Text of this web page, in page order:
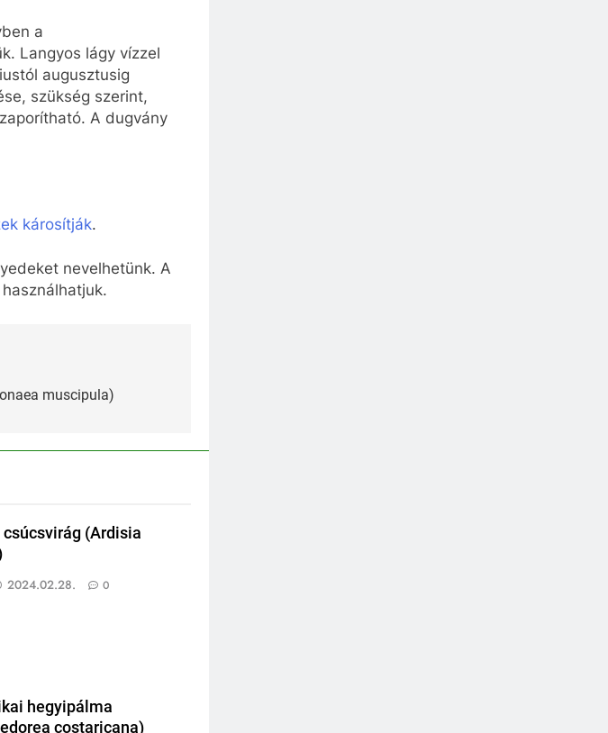
a
Langyos lágy vízzel
augusztusig
szükség szerint,
A dugvány
károsítják.
nevelhetünk. A
muscipula)
csúcsvirág (Ardisia
2024.02.28. 0
hegyipálma
costaricana)